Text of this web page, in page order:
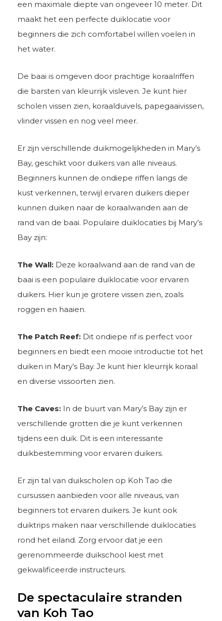
een maximale diepte van ongeveer 10 meter. Dit
maakt het een perfecte duiklocatie voor
beginners die zich comfortabel willen voelen in
het water.
De baai is omgeven door prachtige koraalriffen
die barsten van kleurrijk visleven. Je kunt hier
scholen vissen zien, koraalduivels, papegaaivissen,
vlinder vissen en nog veel meer.
Er zijn verschillende duikmogelijkheden in Mary’s
Bay, geschikt voor duikers van alle niveaus.
Beginners kunnen de ondiepe riffen langs de
kust verkennen, terwijl ervaren duikers dieper
kunnen duiken naar de koraalwanden aan de
rand van de baai. Populaire duiklocaties bij Mary’s
Bay zijn:
The Wall: Deze koraalwand aan de rand van de
baai is een populaire duiklocatie voor ervaren
duikers. Hier kun je grotere vissen zien, zoals
roggen en haaien.
The Patch Reef: Dit ondiepe rif is perfect voor
beginners en biedt een mooie introductie tot het
duiken in Mary’s Bay. Je kunt hier kleurrijk koraal
en diverse vissoorten zien.
The Caves: In de buurt van Mary’s Bay zijn er
verschillende grotten die je kunt verkennen
tijdens een duik. Dit is een interessante
duikbestemming voor ervaren duikers.
Er zijn tal van duikscholen op Koh Tao die
cursussen aanbieden voor alle niveaus, van
beginners tot ervaren duikers. Je kunt ook
duiktrips maken naar verschillende duiklocaties
rond het eiland. Zorg ervoor dat je een
gerenommeerde duikschool kiest met
gekwalificeerde instructeurs.
De spectaculaire stranden
van Koh Tao